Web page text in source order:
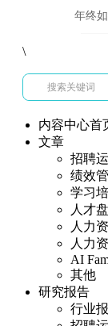
年终
\
内容中心首
文章
招聘
绩效
学习
人才
人力
人力
AI
其他
研究报告
行业